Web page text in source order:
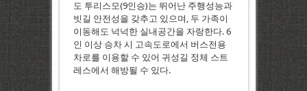
도 투리스모(9인승)는 뛰어난 주행성능과
빗길 안전성을 갖추고 있으며, 두 가족이
이동해도 넉넉한 실내공간을 자랑한다. 6
인 이상 승차 시 고속도로에서 버스전용
차로를 이용할 수 있어 귀성길 정체 스트
레스에서 해방될 수 있다.